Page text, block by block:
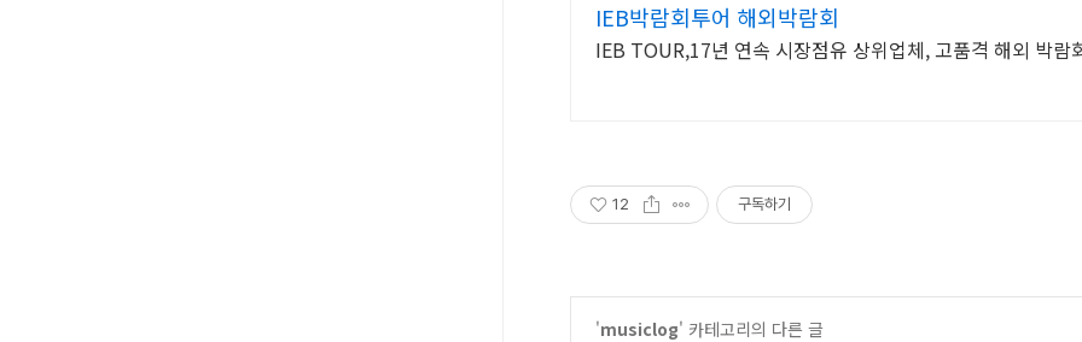
IEB박람회투어 해외박람회
IEB TOUR,17년 연속 시장점유 상위업체, 고품격 해외 박람
12 구독하기
'musiclog' 카테고리의 다른 글